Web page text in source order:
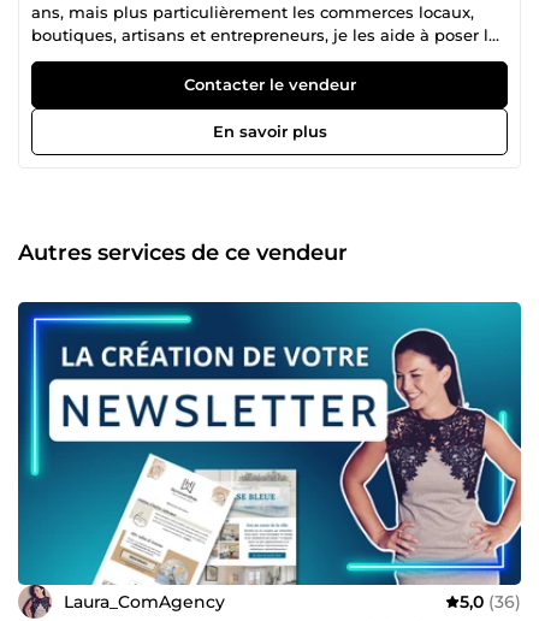
ans, mais plus particulièrement les commerces locaux,
boutiques, artisans et entrepreneurs, je les aide à poser les
bases de leur communication digitale ! 🚀 Après un Master
en Communication Culturelle et Marketing Evénementiel
sur Paris, une alternance et quelques années en CDI/CDD
plus tard, j'ai sauté le pas dans l'entrepreneuriat ! Quelle
vie ! Je m'éclate depuis 5 ans maintenant (c'est grave
sa routine de travail. Concrètement : Je suis spécialisée
dans la création de sites web Wordpress (One Page,
spécialisation Elementor/Crocoblock, Community
Management et Rédaction SEO (Certification pro). Je
m'occupe également des fiches Google My Business de
mes clients, leurs newsletters, et tout ce qui pourraient les
aider à gagner en visibilité. En bref, je vous aide dans tous
les domaines de la communication ! À très vite, 😉 Laura
Contacter le vendeur
En savoir plus
Autres services de ce vendeur
Laura_ComAgency 5,0 (36)